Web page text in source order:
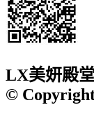
LX美妍殿
©